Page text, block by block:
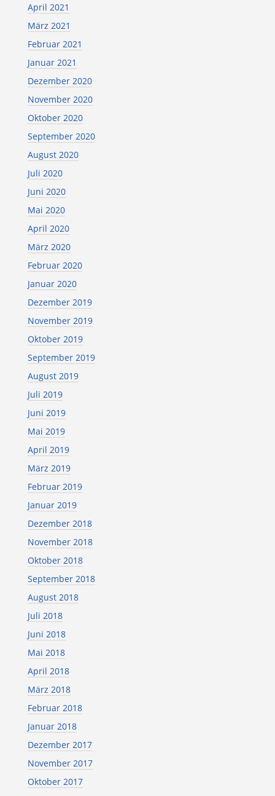
April 2021
März 2021
Februar 2021
Januar 2021
Dezember 2020
November 2020
Oktober 2020
September 2020
August 2020
Juli 2020
Juni 2020
Mai 2020
April 2020
März 2020
Februar 2020
Januar 2020
Dezember 2019
November 2019
Oktober 2019
September 2019
August 2019
Juli 2019
Juni 2019
Mai 2019
April 2019
März 2019
Februar 2019
Januar 2019
Dezember 2018
November 2018
Oktober 2018
September 2018
August 2018
Juli 2018
Juni 2018
Mai 2018
April 2018
März 2018
Februar 2018
Januar 2018
Dezember 2017
November 2017
Oktober 2017